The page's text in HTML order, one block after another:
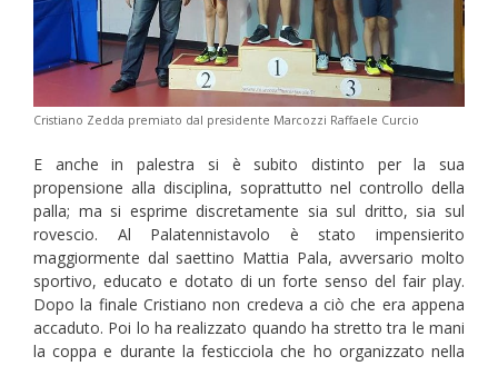
Cristiano Zedda premiato dal presidente Marcozzi Raffaele Curcio
E anche in palestra si è subito distinto per la sua
propensione alla disciplina, soprattutto nel controllo della
palla; ma si esprime discretamente sia sul dritto, sia sul
rovescio. Al Palatennistavolo è stato impensierito
maggiormente dal saettino Mattia Pala, avversario molto
sportivo, educato e dotato di un forte senso del fair play.
Dopo la finale Cristiano non credeva a ciò che era appena
accaduto. Poi lo ha realizzato quando ha stretto tra le mani
la coppa e durante la festicciola che ho organizzato nella